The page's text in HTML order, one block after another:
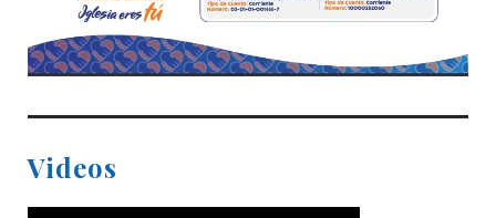
Videos